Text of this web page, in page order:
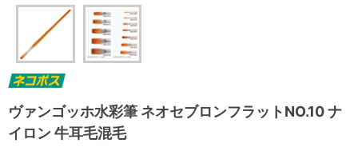
ヴァンゴッホ水彩筆 ネオセブロンフラットNO.10 ナ
イロン 牛耳毛混毛